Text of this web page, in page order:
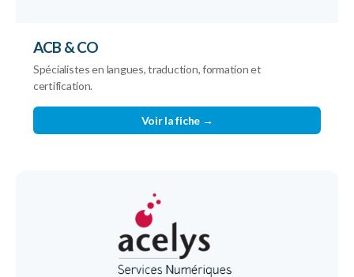
ACB & CO
Spécialistes en langues, traduction, formation et
certification.
Voir la fiche →